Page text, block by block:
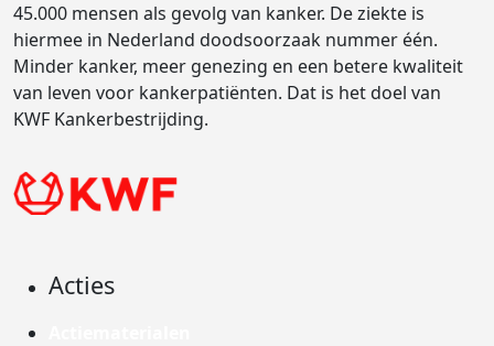
45.000 mensen als gevolg van kanker. De ziekte is
hiermee in Nederland doodsoorzaak nummer één.
Minder kanker, meer genezing en een betere kwaliteit
van leven voor kankerpatiënten. Dat is het doel van
KWF Kankerbestrijding.
Acties